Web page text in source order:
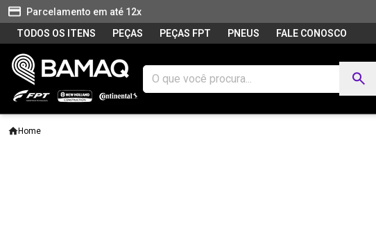
Parcelamento em até 12x
TODOS OS ITENS
PEÇAS PEÇAS FPT PNEUS FALE CONOSCO
Home